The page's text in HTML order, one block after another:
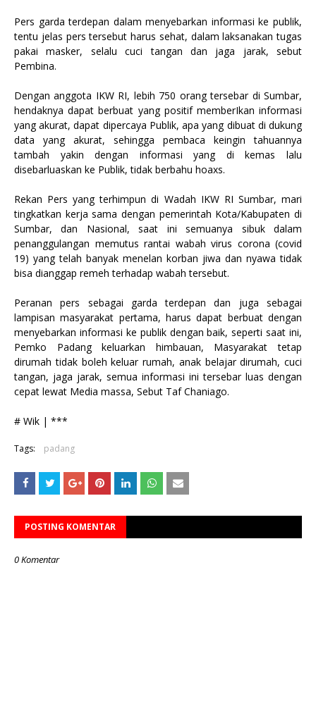
Pers garda terdepan dalam menyebarkan informasi ke publik,
tentu jelas pers tersebut harus sehat, dalam laksanakan tugas
pakai masker, selalu cuci tangan dan jaga jarak, sebut
Pembina.
Dengan anggota IKW RI, lebih 750 orang tersebar di Sumbar,
hendaknya dapat berbuat yang positif memberIkan informasi
yang akurat, dapat dipercaya Publik, apa yang dibuat di dukung
data yang akurat, sehingga pembaca keingin tahuannya
tambah yakin dengan informasi yang di kemas lalu
disebarluaskan ke Publik, tidak berbahu hoaxs.
Rekan Pers yang terhimpun di Wadah IKW RI Sumbar, mari
tingkatkan kerja sama dengan pemerintah Kota/Kabupaten di
Sumbar, dan Nasional, saat ini semuanya sibuk dalam
penanggulangan memutus rantai wabah virus corona (covid
19) yang telah banyak menelan korban jiwa dan nyawa tidak
bisa dianggap remeh terhadap wabah tersebut.
Peranan pers sebagai garda terdepan dan juga sebagai
lampisan masyarakat pertama, harus dapat berbuat dengan
menyebarkan informasi ke publik dengan baik, seperti saat ini,
Pemko Padang keluarkan himbauan, Masyarakat tetap
dirumah tidak boleh keluar rumah, anak belajar dirumah, cuci
tangan, jaga jarak, semua informasi ini tersebar luas dengan
cepat lewat Media massa, Sebut Taf Chaniago.
# Wik | ***
Tags: padang
POSTING KOMENTAR
0 Komentar